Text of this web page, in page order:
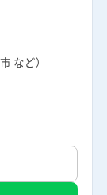
など）